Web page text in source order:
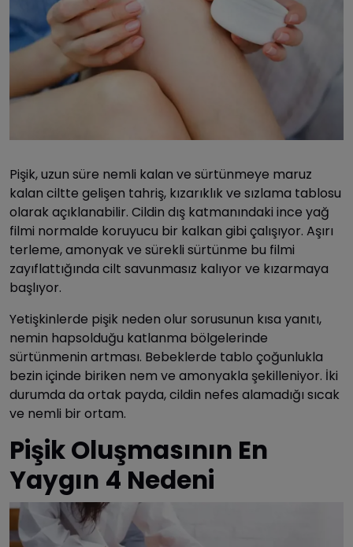
Pişik, uzun süre nemli kalan ve sürtünmeye maruz
kalan ciltte gelişen tahriş, kızarıklık ve sızlama tablosu
olarak açıklanabilir. Cildin dış katmanındaki ince yağ
filmi normalde koruyucu bir kalkan gibi çalışıyor. Aşırı
terleme, amonyak ve sürekli sürtünme bu filmi
zayıflattığında cilt savunmasız kalıyor ve kızarmaya
başlıyor.
Yetişkinlerde pişik neden olur sorusunun kısa yanıtı,
nemin hapsolduğu katlanma bölgelerinde
sürtünmenin artması. Bebeklerde tablo çoğunlukla
bezin içinde biriken nem ve amonyakla şekilleniyor. İki
durumda da ortak payda, cildin nefes alamadığı sıcak
ve nemli bir ortam.
Pişik Oluşmasının En
Yaygın 4 Nedeni